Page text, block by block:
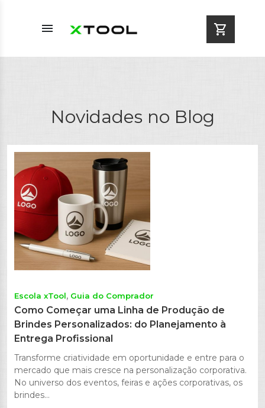
menu shopping_cart
Novidades no Blog
Escola xTool Guia do Comprador
Como Começar uma Linha de Produção de
Brindes Personalizados: do Planejamento à
Entrega Profissional
Transforme criatividade em oportunidade e entre para o
mercado que mais cresce na personalização corporativa.
No universo dos eventos, feiras e ações corporativas, os
brindes...